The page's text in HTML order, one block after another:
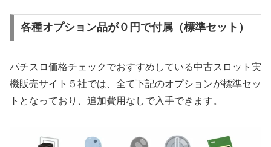
各種オプション品が０円で付属（標準セット）
パチスロ価格チェックでおすすめしている中古スロット実
機販売サイト５社では、全て下記のオプションが標準セッ
トとなっており、追加費用なしで入手できます。